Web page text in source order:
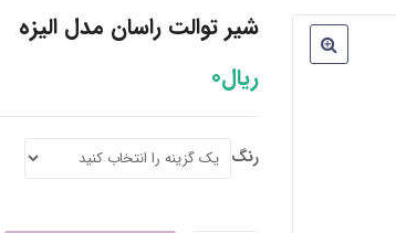
شیر توالت راسان مدل الیزه
ریال0
رنگ